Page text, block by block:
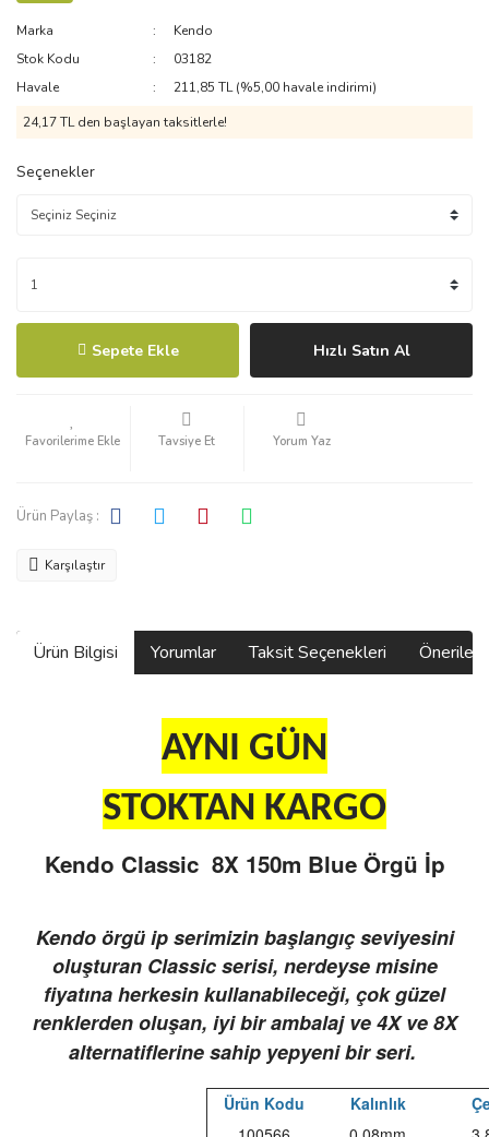
Marka
Kendo
Stok Kodu
03182
Havale
211,85 TL (%5,00 havale indirimi)
24,17 TL den başlayan taksitlerle!
Seçenekler
Sepete Ekle Hızlı Satın Al
Tavsiye Et Yorum Yaz
Ürün Paylaş :
Karşılaştır
Ürün Bilgisi Yorumlar Taksit Seçenekleri
AYNI GÜN
STOKTAN KARGO
Kendo Classic 8X 150m Blue Örgü İp
Kendo örgü ip serimizin başlangıç seviyesini
oluşturan Classic serisi, nerdeyse misine
fiyatına herkesin kullanabileceği, çok güzel
renklerden oluşan, iyi bir ambalaj ve 4X ve 8X
alternatiflerine sahip yepyeni bir seri.
Ürün Kodu Kalınlık